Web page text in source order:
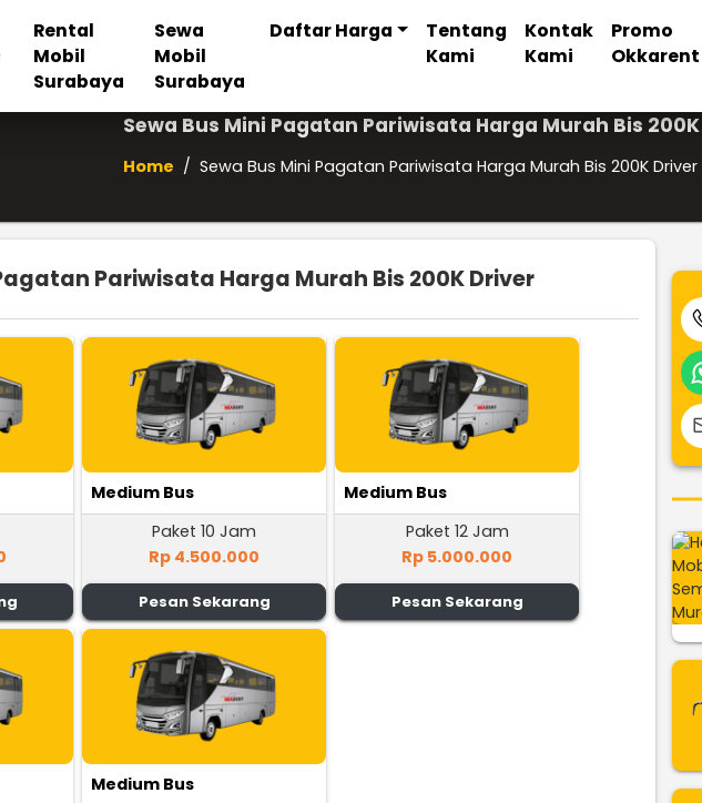
Rental
Mobil
Surabaya
Sewa
Mobil
Surabaya
Daftar Harga
Tentang
Kami
Kontak
Kami
Promo
Okkarent
Sewa Bus Mini Pagatan Pariwisata Harga Murah Bis
Home / Sewa Bus Mini Pagatan Pariwisata Harga Murah Bis 200K Driver
Pariwisata Harga Murah Bis 200K Driver
Medium Bus
Paket 10 Jam
Rp 4.500.000
Pesan Sekarang
Medium Bus
Paket 12 Jam
Rp 5.000.000
Pesan Sekarang
Medium Bus